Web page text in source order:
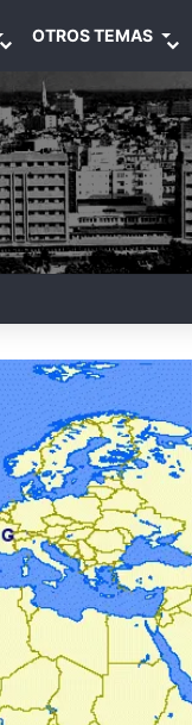
OTROS TEMAS